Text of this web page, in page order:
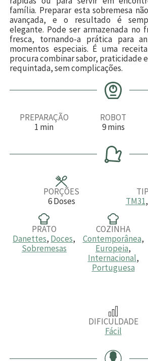
família. Preparar esta sobremesa
avançada, e o resultado é
elegante. Pode ser armazenada no
fresca, tornando-a prática para
momentos especiais. É uma
procura combinar sabor, praticidade
requintada, sem complicações.
PREPARAÇÃO
1 m
u
min
ROBOT
9m
n
u
t
mins
PORÇÕES
6 Doses
TM31,
PRATO
Danettes, Doces,
Sobremesas
COZINHA
Contemporânea,
Europeia,
Internacional,
Portuguesa
DIFICULDADE
Fácil